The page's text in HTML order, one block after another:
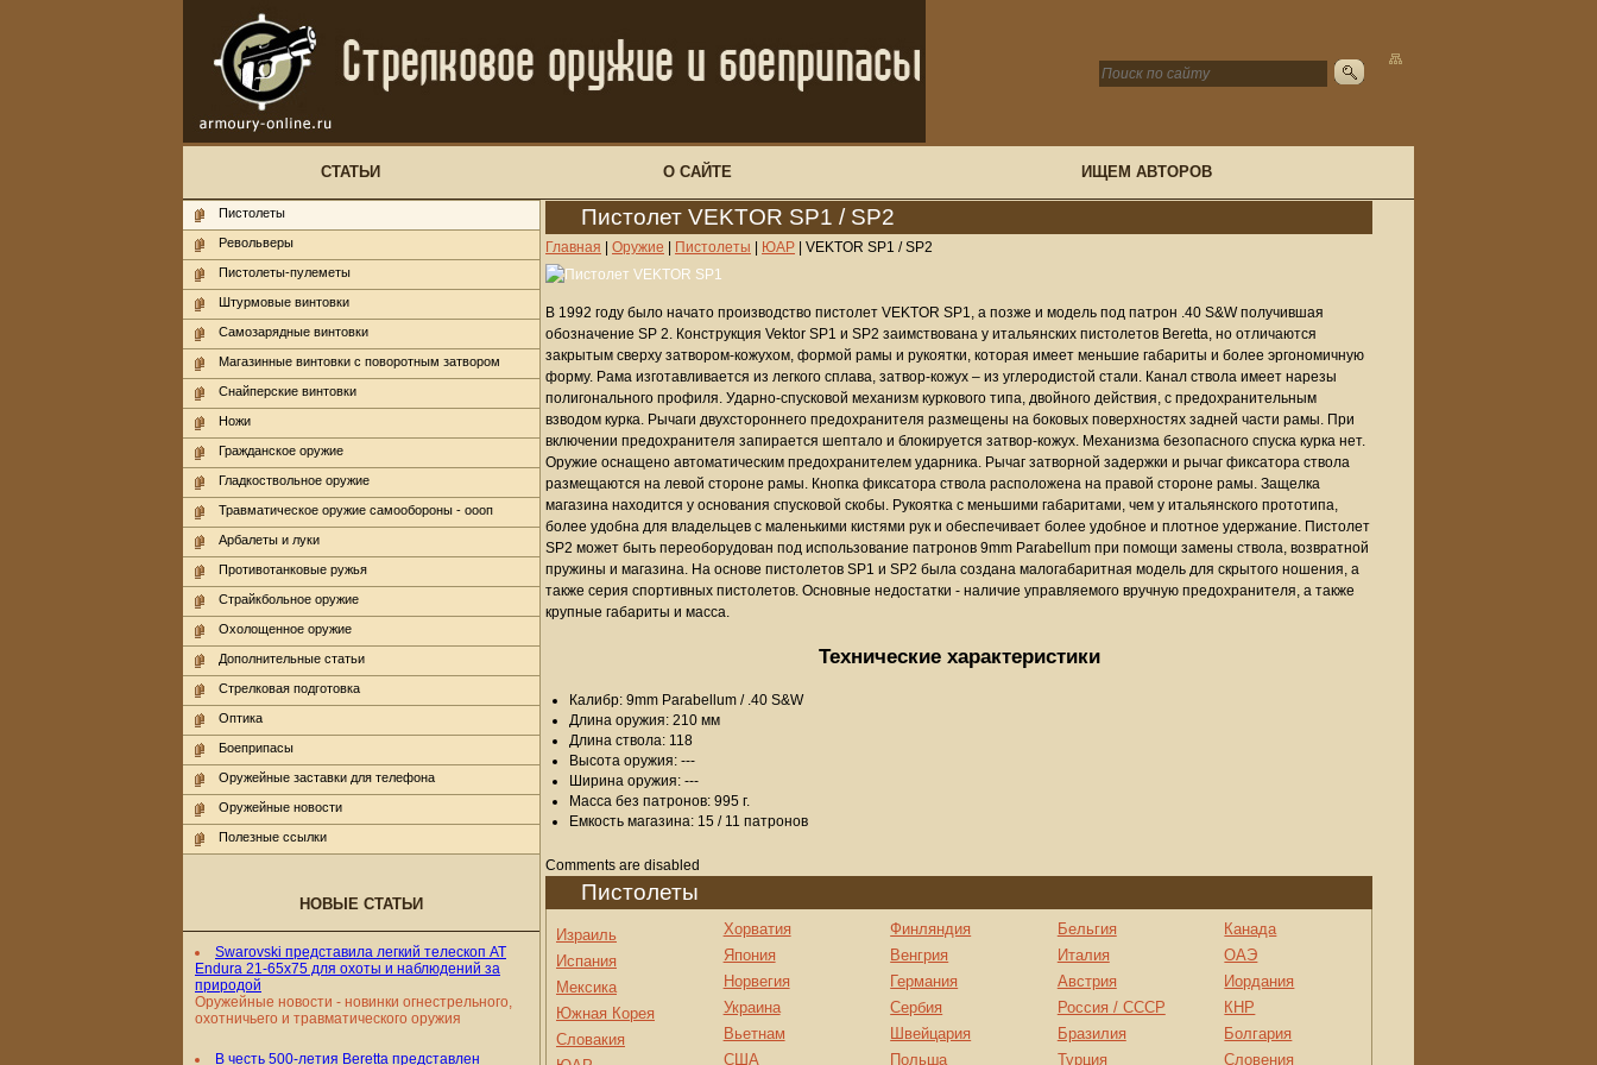
СТАТЬИ О САЙТЕ ИЩЕМ АВТОРОВ
Пистолет VEKTOR SP1 / SP2
Главная Оружие Пистолеты ЮАР VEKTOR SP1 / SP2
В 1992 году было начато производство пистолет VEKTOR SP1, а позже и модель под патрон .40 S&W получившая
обозначение SP 2. Конструкция Vektor SP1 и SP2 заимствована у итальянских пистолетов Beretta, но отличаются
закрытым сверху затвором-кожухом, формой рамы и рукоятки, которая имеет меньшие габариты и более эргономичную
форму. Рама изготавливается из легкого сплава, затвор-кожух – из углеродистой стали. Канал ствола имеет нарезы
полигонального профиля. Ударно-спусковой механизм куркового типа, двойного действия, с предохранительным
взводом курка. Рычаги двухстороннего предохранителя размещены на боковых поверхностях задней части рамы. При
включении предохранителя запирается шептало и блокируется затвор-кожух. Механизма безопасного спуска курка нет.
Оружие оснащено автоматическим предохранителем ударника. Рычаг затворной задержки и рычаг фиксатора ствола
размещаются на левой стороне рамы. Кнопка фиксатора ствола расположена на правой стороне рамы. Защелка
магазина находится у основания спусковой скобы. Рукоятка с меньшими габаритами, чем у итальянского прототипа,
более удобна для владельцев с маленькими кистями рук и обеспечивает более удобное и плотное удержание. Пистолет
SP2 может быть переоборудован под использование патронов 9mm Parabellum при помощи замены ствола, возвратной
пружины и магазина. На основе пистолетов SP1 и SP2 была создана малогабаритная модель для скрытого ношения, а
также серия спортивных пистолетов. Основные недостатки - наличие управляемого вручную предохранителя, а также
крупные габариты и масса.
Технические характеристики
Калибр: 9mm Parabellum / .40 S&W
Длина оружия: 210 мм
Длина ствола: 118
Высота оружия: ---
Ширина оружия: ---
Масса без патронов: 995 г.
Емкость магазина: 15 / 11 патронов
Comments are disabled
Пистолеты
Израиль
Испания
Мексика
Южная Корея
Словакия
Хорватия
Япония
Норвегия
Украина
Вьетнам
США
Финляндия
Венгрия
Германия
Сербия
Швейцария
Польша
Бельгия
Италия
Австрия
Россия / СССР
Бразилия
Турция
Канада
ОАЭ
Иордания
КНР
Болгария
Словения
Пистолеты
Револьверы
Пистолеты-пулеметы
Штурмовые винтовки
Самозарядные винтовки
Магазинные винтовки с поворотным затвором
Снайперские винтовки
Ножи
Гражданское оружие
Гладкоствольное оружие
Травматическое оружие самообороны - оооп
Арбалеты и луки
Противотанковые ружья
Страйкбольное оружие
Охолощенное оружие
Дополнительные статьи
Стрелковая подготовка
Оптика
Боеприпасы
Оружейные заставки для телефона
Оружейные новости
Полезные ссылки
НОВЫЕ СТАТЬИ
Swarovski представила легкий телескоп AT
Endura 21-65x75 для охоты и наблюдений за
природой
Оружейные новости - новинки огнестрельного,
охотничьего и травматического оружия
В честь 500-летия Beretta представлен